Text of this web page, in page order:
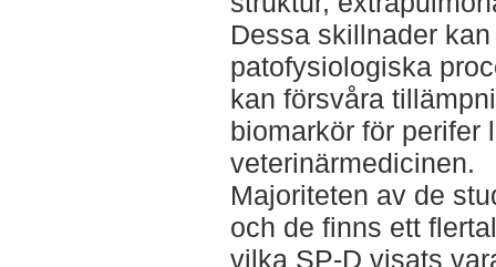
Dessa skillnader
patofysiologiska
kan försvåra
biomarkör för perifer
veterinärmedicinen.
Majoriteten av de
och de finns ett
vilka SP-D visats